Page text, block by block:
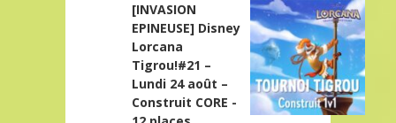
[INVASION
EPINEUSE] Disney
Lorcana
Tigrou!#21 –
Lundi 24 août –
Construit CORE -